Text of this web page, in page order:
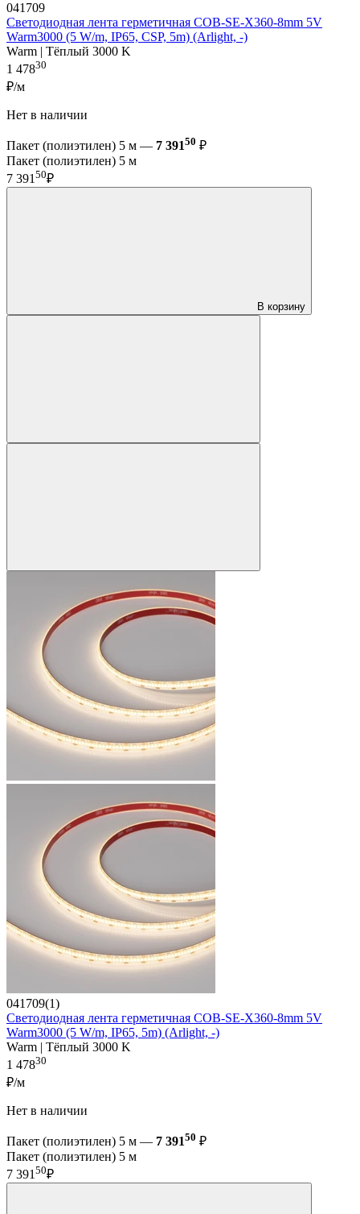
041709
Светодиодная лента герметичная COB-SE-X360-8mm 5V
Warm3000 (5 W/m, IP65, CSP, 5m) (Arlight, -)
Warm | Тёплый 3000 K
1 47830
₽/м
Нет в наличии
Пакет (полиэтилен) 5 м — 7 39150 ₽
Пакет (полиэтилен) 5 м
7 39150₽
В корзину
041709(1)
Светодиодная лента герметичная COB-SE-X360-8mm 5V
Warm3000 (5 W/m, IP65, 5m) (Arlight, -)
Warm | Тёплый 3000 K
1 47830
₽/м
Нет в наличии
Пакет (полиэтилен) 5 м — 7 39150 ₽
Пакет (полиэтилен) 5 м
7 39150₽